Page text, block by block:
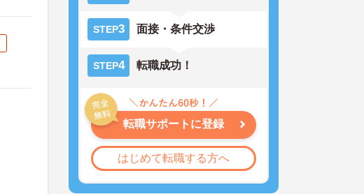
STEP3 面接・条件交渉
STEP4 転職成功！
転職サポートに登録
はじめて転職する方へ